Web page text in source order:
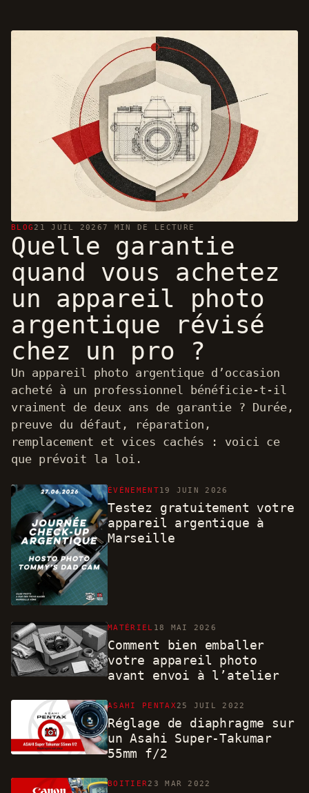
BLOG 21 JUIL 20267 MIN DE LECTURE
Quelle garantie
quand vous achetez
un appareil photo
argentique révisé
chez un pro ?
Un appareil photo argentique d’occasion
acheté à un professionnel bénéficie-t-il
vraiment de deux ans de garantie ? Durée,
preuve du défaut, réparation,
remplacement et vices cachés : voici ce
que prévoit la loi.
ÉVÉNEMENT19 JUIN 2026
Testez gratuitement votre
appareil argentique à
Marseille
MATÉRIEL 18 MAI 2026
Comment bien emballer
votre appareil photo
avant envoi à l’atelier
ASAHI PENTAX25 JUIL 2022
Réglage de diaphragme sur
un Asahi Super-Takumar
55mm f/2
BOITIER23 MAR 2022